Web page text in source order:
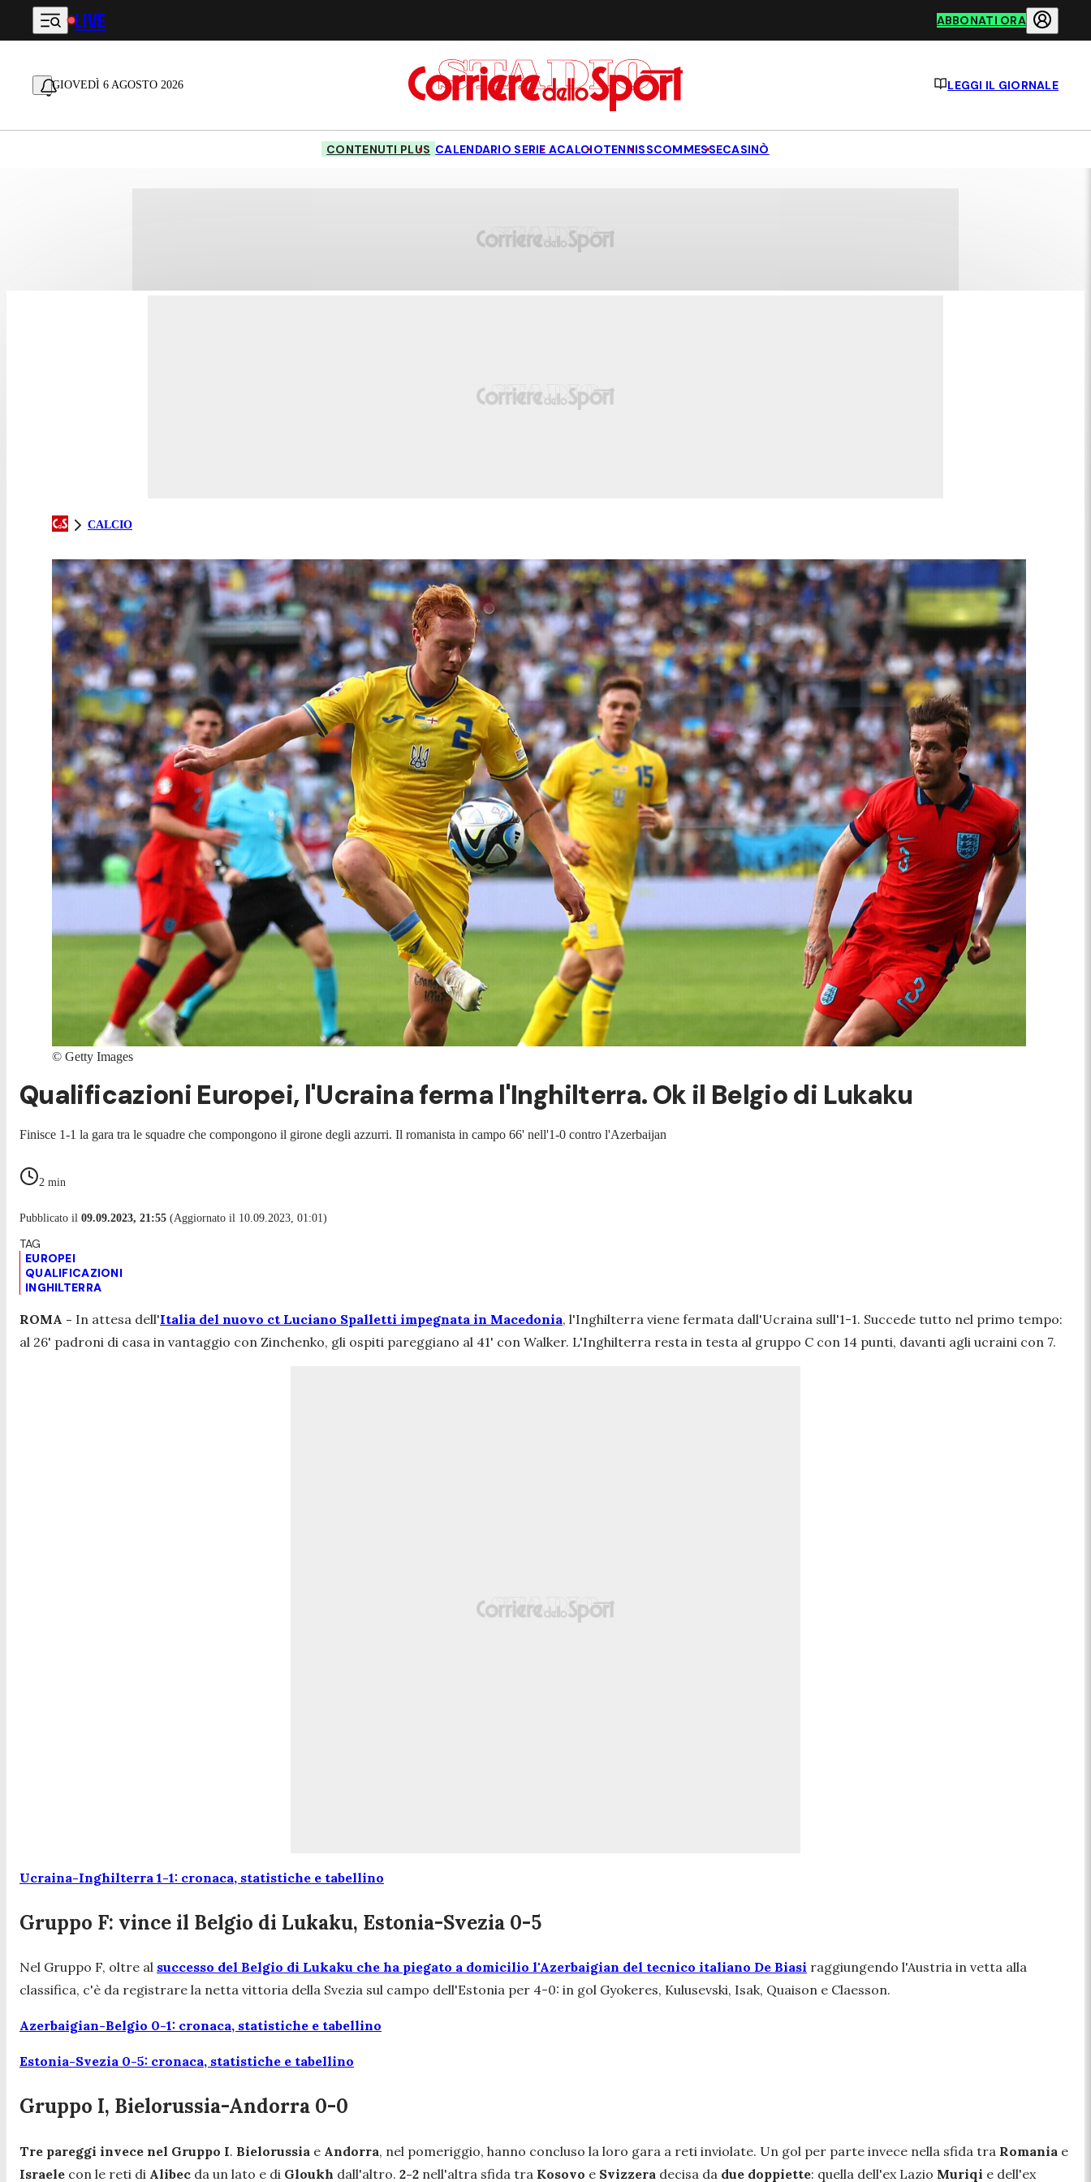
Vai al contenuto principale
LIVE ABBONATI ORA
GIOVEDÌ 6 AGOSTO 2026 LEGGI IL GIORNALE
CONTENUTI PLUS CALENDARIO SERIE ACALCIOTENNISSCOMMESSECASINÒ
CALCIO
© Getty Images
Qualificazioni Europei, l'Ucraina ferma l'Inghilterra. Ok il Belgio di Lukaku
Finisce 1-1 la gara tra le squadre che compongono il girone degli azzurri. Il romanista in campo 66' nell'1-0 contro l'Azerbaijan
2 min
Pubblicato il 09.09.2023, 21:55 (Aggiornato il 10.09.2023, 01:01)
EUROPEI
QUALIFICAZIONI
INGHILTERRA
ROMA - In attesa dell'Italia del nuovo ct Luciano Spalletti impegnata in Macedonia, l'Inghilterra viene fermata dall'Ucraina sull'1-1. Succede tutto nel primo tempo:
al 26' padroni di casa in vantaggio con Zinchenko, gli ospiti pareggiano al 41' con Walker. L'Inghilterra resta in testa al gruppo C con 14 punti, davanti agli ucraini con 7.
Ucraina-Inghilterra 1-1: cronaca, statistiche e tabellino
Gruppo F: vince il Belgio di Lukaku, Estonia-Svezia 0-5
Nel Gruppo F, oltre al successo del Belgio di Lukaku che ha piegato a domicilio l'Azerbaigian del tecnico italiano De Biasi raggiungendo l'Austria in vetta alla
classifica, c'è da registrare la netta vittoria della Svezia sul campo dell'Estonia per 4-0: in gol Gyokeres, Kulusevski, Isak, Quaison e Claesson.
Azerbaigian-Belgio 0-1: cronaca, statistiche e tabellino
Estonia-Svezia 0-5: cronaca, statistiche e tabellino
Gruppo I, Bielorussia-Andorra 0-0
Tre pareggi invece nel Gruppo I. Bielorussia e Andorra, nel pomeriggio, hanno concluso la loro gara a reti inviolate. Un gol per parte invece nella sfida tra Romania e
Israele con le reti di Alibec da un lato e di Gloukh dall'altro. 2-2 nell'altra sfida tra Kosovo e Svizzera decisa da due doppiette: quella dell'ex Lazio Muriqi e dell'ex